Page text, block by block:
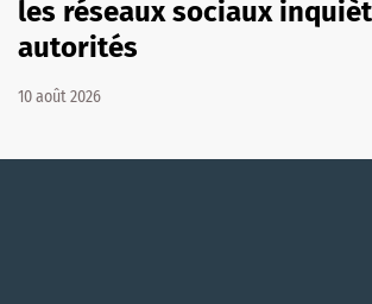
les réseaux sociaux
autorités
10 août 2026